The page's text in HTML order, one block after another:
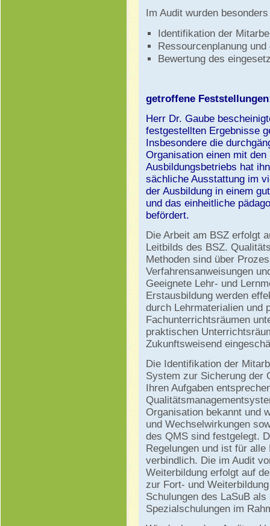
Im Audit wurden
Identifikation der
Ressourcenplanung
Bewertung des
getroffene
Herr Dr. Gaube
festgestellten Ergebnisse
Insbesondere die
Organisation einen mit
Ausbildungsbetriebs hat
sächliche Ausstattung im
der Ausbildung in einem
und das einheitliche
befördert.
Die Arbeit am BSZ erfolgt
Leitbilds des BSZ.
Methoden sind über
Verfahrensanweisungen
Geeignete Lehr- und
Erstausbildung werden
durch Lehrmaterialien und
Fachunterrichtsräumen
praktischen
Zukunftsweisend
Die Identifikation der
System zur Sicherung der
Ihren Aufgaben
Organisation bekannt und
und Wechselwirkungen
des QMS sind festgelegt.
Regelungen und ist für
verbindlich. Die im Audit
Weiterbildung erfolgt auf
zur Fort- und
Schulungen des LaSuB
Spezialschulungen im